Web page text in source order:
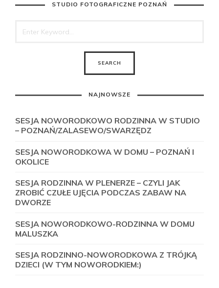
STUDIO FOTOGRAFICZNE POZNAŃ
NAJNOWSZE
SESJA NOWORODKOWO RODZINNA W STUDIO
– POZNAŃ/ZALASEWO/SWARZĘDZ
SESJA NOWORODKOWA W DOMU – POZNAŃ I
OKOLICE
SESJA RODZINNA W PLENERZE – CZYLI JAK
ZROBIĆ CZUŁE UJĘCIA PODCZAS ZABAW NA
DWORZE
SESJA NOWORODKOWO-RODZINNA W DOMU
MALUSZKA
SESJA RODZINNO-NOWORODKOWA Z TRÓJKĄ
DZIECI (W TYM NOWORODKIEM:)